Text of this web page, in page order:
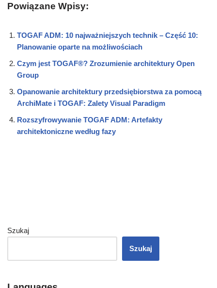
Powiązane Wpisy:
TOGAF ADM: 10 najważniejszych technik – Część 10:
Planowanie oparte na możliwościach
Czym jest TOGAF®? Zrozumienie architektury Open
Group
Opanowanie architektury przedsiębiorstwa za pomocą
ArchiMate i TOGAF: Zalety Visual Paradigm
Rozszyfrowywanie TOGAF ADM: Artefakty
architektoniczne według fazy
Szukaj
Szukaj